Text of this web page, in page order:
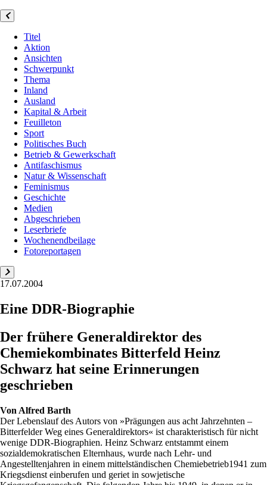
Titel
Aktion
Ansichten
Schwerpunkt
Thema
Inland
Ausland
Kapital & Arbeit
Feuilleton
Sport
Politisches Buch
Betrieb & Gewerkschaft
Antifaschismus
Natur & Wissenschaft
Feminismus
Geschichte
Medien
Abgeschrieben
Leserbriefe
Wochenendbeilage
Fotoreportagen
17.07.2004
Eine DDR-Biographie
Der frühere Generaldirektor des
Chemiekombinates Bitterfeld Heinz
Schwarz hat seine Erinnerungen
geschrieben
Von Alfred Barth
Der Lebenslauf des Autors von »Prägungen aus acht Jahrzehnten –
Bitterfelder Weg eines Generaldirektors« ist charakteristisch für nicht
wenige DDR-Biographien. Heinz Schwarz entstammt einem
sozialdemokratischen Elternhaus, wurde nach Lehr- und
Angestelltenjahren in einem mittelständischen Chemiebetrieb1941 zum
Kriegsdienst einberufen und geriet in sowjetische